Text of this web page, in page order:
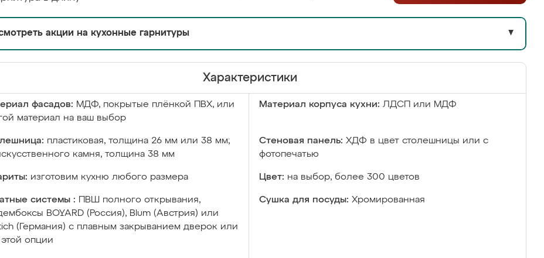
акции на кухонные гарнитуры ▼
Характеристики
фасадов: МДФ, покрытые плёнкой ПВХ, или
материал на ваш выбор
Материал корпуса кухни: ЛДСП или МДФ
пластиковая, толщина 26 мм или 38 мм;
камня, толщина 38 мм
Стеновая панель: ХДФ в цвет столешницы или с
фотопечатью
изготовим кухню любого размера Цвет: на выбор, более 300 цветов
системы :
ПВШ полного открывания,
BOYARD (Россия), Blum (Австрия) или
(Германия) с плавным закрыванием дверок или
опции
Сушка для посуды: Хромированная